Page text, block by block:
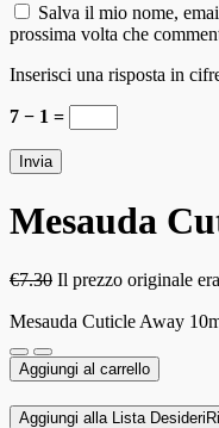
Salva il mio nome,
prossima volta che
Inserisci una risposta in
7 − 1 =
Mesauda
€7.30 Il prezzo originale
Mesauda Cuticle Away
Aggiungi al carrello
Aggiungi alla Lista Desideri